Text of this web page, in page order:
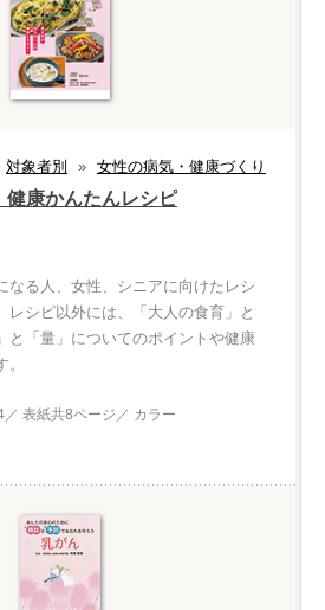
対象者別 » 女性の病気・健康づくり
康かんたんレシピ
なる人、女性、シニアに向けたレシ
レシピ以外には、「大人の食育」と
と「量」についてのポイントや健康
／ 表紙共8ページ／ カラー